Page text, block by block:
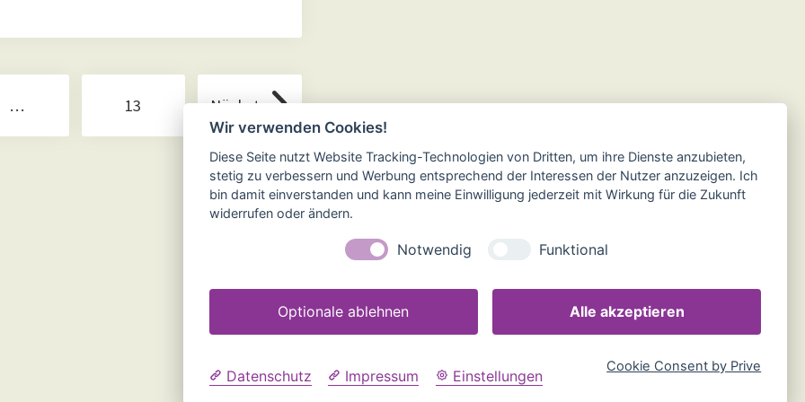
Wir verwenden Cookies!
Diese Seite nutzt Website Tracking-Technologien von Dritten, um ihre Dienste anzubieten,
stetig zu verbessern und Werbung entsprechend der Interessen der Nutzer anzuzeigen. Ich
bin damit einverstanden und kann meine Einwilligung jederzeit mit Wirkung für die Zukunft
widerrufen oder ändern.
Notwendig Funktional
Optionale ablehnen Alle akzeptieren
Datenschutz Impressum Einstellungen
Cookie Consent by Prive
… 13 Nächste